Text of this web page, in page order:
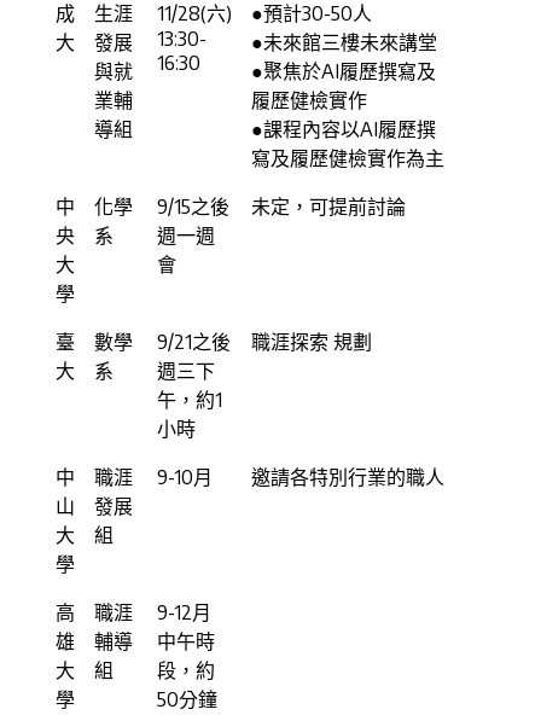
成
大
生涯
發展
與就
業輔
導組
11/28(六)
13:30-
16:30
●預計30-50人
●未來館三樓未來講堂
●聚焦於AI履歷撰寫及
履歷健檢實作
●課程內容以AI履歷撰
寫及履歷健檢實作為主
中
央
大
學
化學
系
9/15之後
週一週
會
未定，可提前討論
臺
大
數學
系
9/21之後
週三下
午，約1
小時
職涯探索 規劃
中
山
大
學
職涯
發展
組
9-10月 邀請各特別行業的職人
高
雄
大
學
職涯
輔導
組
9-12月
中午時
段，約
50分鐘